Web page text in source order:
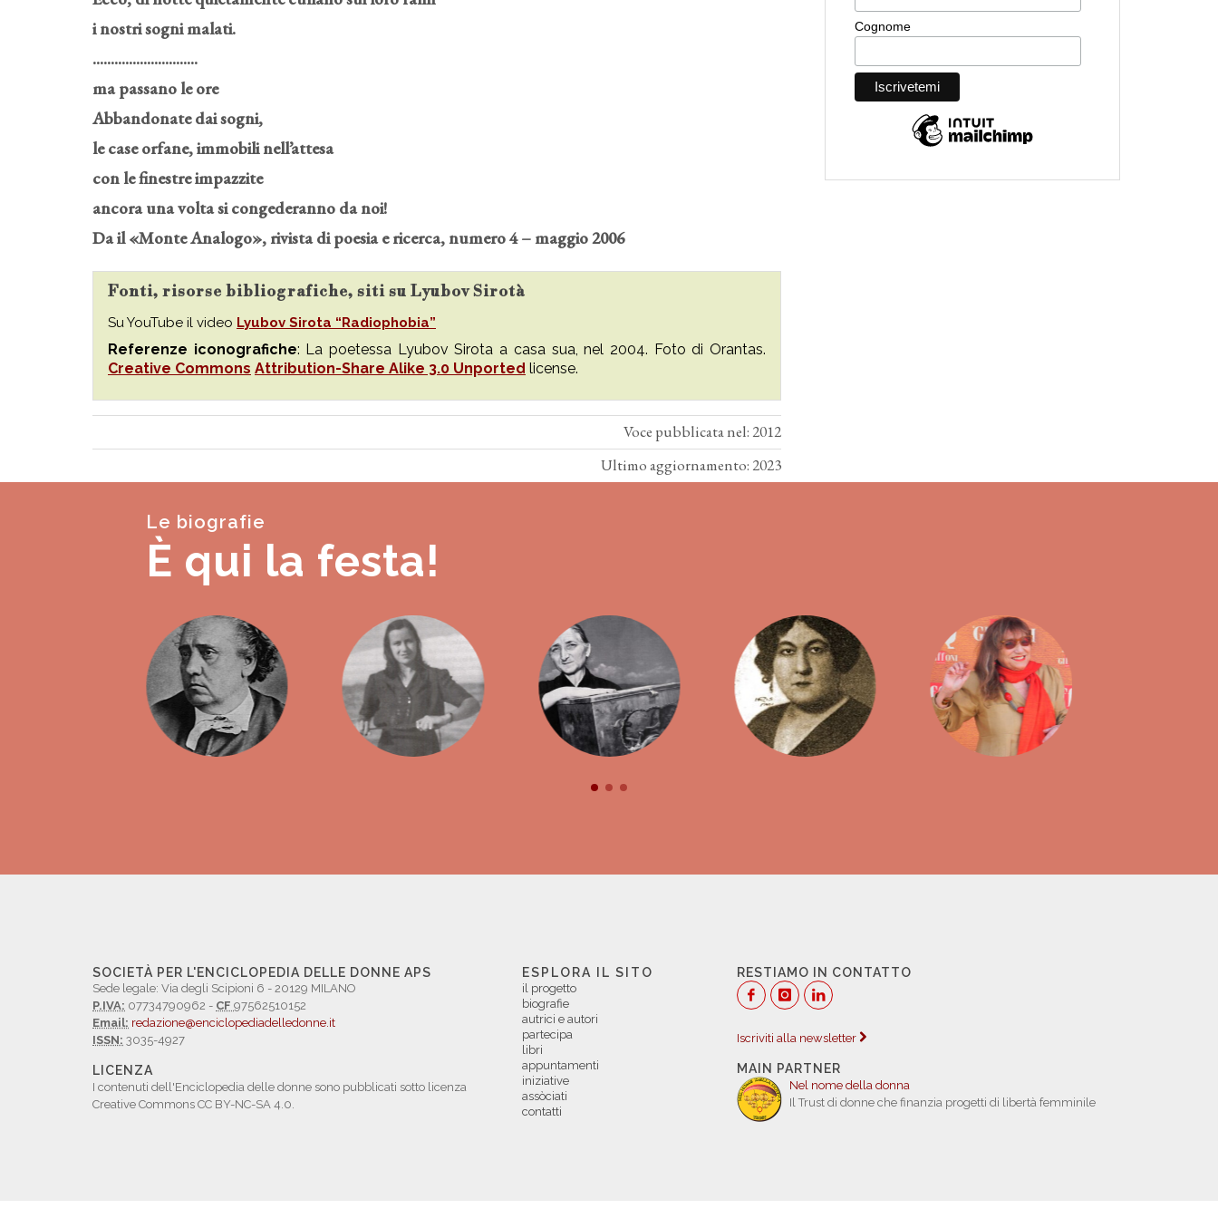
i nostri sogni malati.
.............................
ma passano le ore
Abbandonate dai sogni,
le case orfane, immobili nell’attesa
con le finestre impazzite
ancora una volta si congederanno da noi!
Da il «Monte Analogo», rivista di poesia e ricerca, numero 4 – maggio 2006
Fonti, risorse bibliografiche, siti su Lyubov Sirotà
Su YouTube il video Lyubov Sirota “Radiophobia”
Referenze iconografiche: La poetessa Lyubov Sirota a casa sua, nel 2004. Foto di Orantas.
Creative Commons Attribution-Share Alike 3.0 Unported license.
Voce pubblicata nel: 2012
Ultimo aggiornamento: 2023
Le biografie
È qui la festa!
SOCIETÀ PER L'ENCICLOPEDIA DELLE DONNE APS
Sede legale: Via degli Scipioni 6 - 20129 MILANO
P.IVA: 07734790962 - CF 97562510152
Email: redazione@enciclopediadelledonne.it
ISSN: 3035-4927
LICENZA
I contenuti dell'Enciclopedia delle donne sono pubblicati sotto licenza
Creative Commons CC BY-NC-SA 4.0.
ESPLORA IL SITO
il progetto
biografie
autrici e autori
partecipa
libri
appuntamenti
iniziative
assòciati
contatti
RESTIAMO IN CONTATTO
Iscriviti alla newsletter
MAIN PARTNER
Nel nome della donna
Il Trust di donne che finanzia progetti di libertà femminile